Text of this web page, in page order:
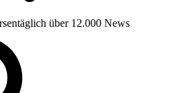
über 12.000 News